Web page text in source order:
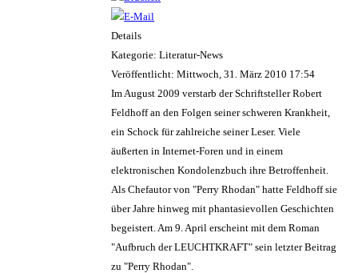
Details
Kategorie: Literatur-News
Veröffentlicht: Mittwoch, 31. März 2010 17:54
Im August 2009 verstarb der Schriftsteller Robert
Feldhoff an den Folgen seiner schweren Krankheit,
ein Schock für zahlreiche seiner Leser. Viele
äußerten in Internet-Foren und in einem
elektronischen Kondolenzbuch ihre Betroffenheit.
Als Chefautor von "Perry Rhodan" hatte Feldhoff sie
über Jahre hinweg mit phantasievollen Geschichten
begeistert. Am 9. April erscheint mit dem Roman
"Aufbruch der LEUCHTKRAFT" sein letzter Beitrag
zu "Perry Rhodan".